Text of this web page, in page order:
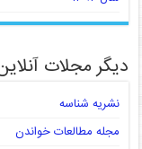
دیگر مجلات
نشریه شناسه
مجله مطالعات خواندن